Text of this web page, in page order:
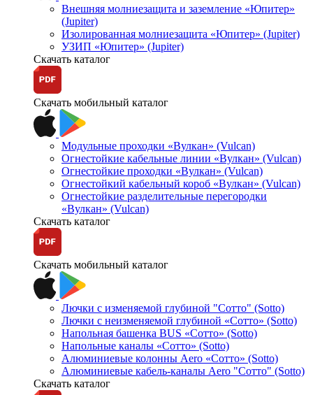
Внешняя молниезащита и заземление «Юпитер»
(Jupiter)
Изолированная молниезащита «Юпитер» (Jupiter)
УЗИП «Юпитер» (Jupiter)
Скачать каталог
Скачать мобильный каталог
Модульные проходки «Вулкан» (Vulcan)
Огнестойкие кабельные линии «Вулкан» (Vulcan)
Огнестойкие проходки «Вулкан» (Vulcan)
Огнестойкий кабельный короб «Вулкан» (Vulcan)
Огнестойкие разделительные перегородки
«Вулкан» (Vulcan)
Скачать каталог
Скачать мобильный каталог
Лючки с изменяемой глубиной "Сотто" (Sotto)
Лючки с неизменяемой глубиной «Сотто» (Sotto)
Напольная башенка BUS «Сотто» (Sotto)
Напольные каналы «Сотто» (Sotto)
Алюминиевые колонны Aero «Сотто» (Sotto)
Алюминиевые кабель-каналы Aero "Сотто" (Sotto)
Скачать каталог